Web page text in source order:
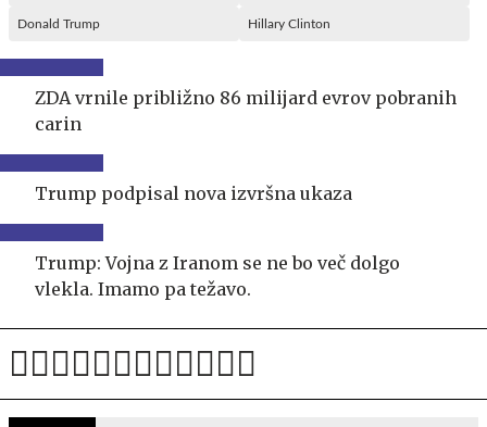
Donald Trump Hillary Clinton
ZDA vrnile približno 86 milijard evrov pobranih
carin
Trump podpisal nova izvršna ukaza
Trump: Vojna z Iranom se ne bo več dolgo
vlekla. Imamo pa težavo.